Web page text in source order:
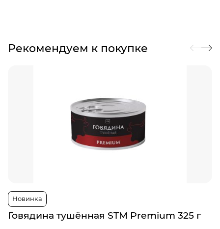
Рекомендуем к покупке
Новинка
Говядина тушённая STM Premium 325 г